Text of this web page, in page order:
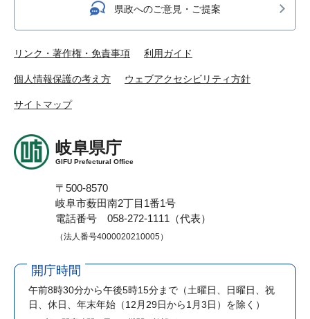
県政へのご意見・ご提案
リンク・著作権・免責事項 利用ガイド
個人情報保護の考え方 ウェブアクセシビリティ方針
サイトマップ
岐阜県庁
GIFU Prefectural Office
〒500-8570
岐阜市薮田南2丁目1番1号
電話番号 058-272-1111（代表）
（法人番号4000020210005）
開庁時間
午前8時30分から午後5時15分まで （土曜日、日曜日、祝
日、休日、年末年始（12月29日から1月3日）を除く）